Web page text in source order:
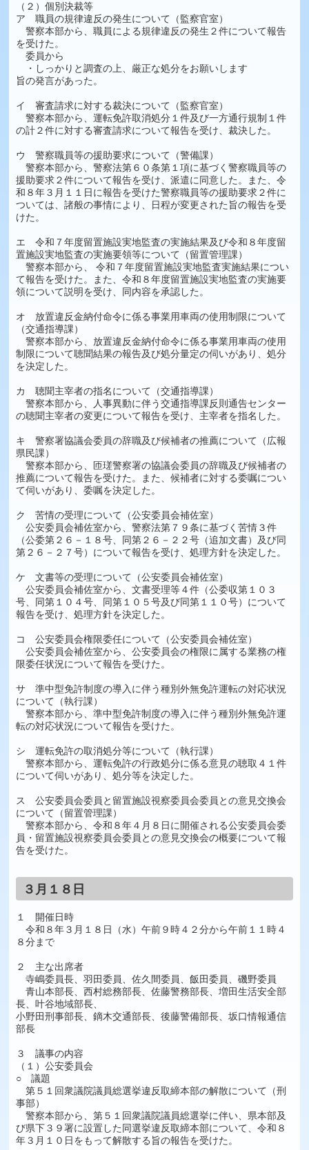
（２）個別決裁等
ア 職員の規律違反の発生について（監察官室）
警察本部から、職員による規律違反の発生２件について報告
を受けた。
委員から
・しっかりと調査の上、厳正な処分をお願いします
旨の発言があった。
イ 審査請求に対する裁決について（監察官室）
警察本部から、運転免許取消処分１件及び一方通行規制１件
の計２件に対する審査請求について報告を受け、裁決した。
ウ 警察職員等の援助要求について（警備課）
警察本部から、警察法第６０条第１項に基づく警察職員等の
援助要求２件について報告を受け、派遣に同意した。また、令
和８年３月１１日に報告を受けた警察職員等の援助要求２件に
ついては、諸般の事情により、日程が変更された旨の報告を受
けた。
エ 令和７年度留置施設実地監査の実施結果及び令和８年度留
置施設実地監査の実施要領等について（留置管理課）
警察本部から、 令和７年度留置施設実地監査実施結果につい
て報告を受けた。また、令和８年度留置施設実地監査の実施要
領について説明を受け、同内容を承認した。
オ 放置違反金納付命令に係る事業用車両の使用制限について
（交通指導課）
警察本部から、放置違反金納付命令に係る事業用車両の使用
制限について聴聞結果の報告及び処分量定の伺いがあり、処分
を決定した。
カ 聴聞主宰者の指名について（交通指導課）
警察本部から、人事異動に伴う交通指導課反則通告センター
の聴聞主宰者の変更について報告を受け、主宰者を指名した。
キ 警察署協議会委員の辞職及び候補者の推薦について（広報
県民課）
警察本部から、匝瑳警察署の協議会委員の辞職及び候補者の
推薦について報告を受けた。また、候補者に対する委嘱につい
て伺いがあり、委嘱を決定した。
ク 苦情の受理について（公安委員会補佐室）
公安委員会補佐室から、警察法第７９条に基づく苦情３件
（公委第２６－１８号、同第２６－２２号（追加文書）及び同
第２６－２７号）について報告を受け、処理方針を決定した。
ケ 文書等の受理について（公安委員会補佐室）
公安委員会補佐室から、文書受理等４件（公委収第１０３
号、同第１０４号、同第１０５号及び同第１１０号）について
報告を受け、処理方針を決定した。
コ 公安委員会権限委任について（公安委員会補佐室）
公安委員会補佐室から、公安委員会の権限に属する業務の権
限委任状況について報告を受けた。
サ 準中型免許制度の導入に伴う種別外無免許運転の対応状況
について（執行課）
警察本部から、準中型免許制度の導入に伴う種別外無免許運
転の対応状況について報告を受けた。
シ 運転免許の取消処分等について（執行課）
警察本部から、運転免許の行政処分に係る意見の聴取４１件
について伺いがあり、処分等を決定した。
ス 公安委員会委員と留置施設視察委員会委員との意見交換会
について（留置管理課）
警察本部から、令和８年４月８日に開催される公安委員会委
員・留置施設視察委員会委員との意見交換会の概要について報
告を受けた。
３月１８日
１ 開催日時
令和８年３月１８日（水）午前９時４２分から午前１１時４
８分まで
２ 主な出席者
寺嶋委員長、羽田委員、佐久間委員、飯田委員、磯野委員
青山本部長、西村総務部長、佐藤警務部長、増田生活安全部
長、叶谷地域部長、
小野田刑事部長、鏑木交通部長、後藤警備部長、坂口情報通信
部長
３ 議事の内容
（１）公安委員会
○ 議題
第５１回衆議院議員総選挙違反取締本部の解散について（刑
事部）
警察本部から、第５１回衆議院議員総選挙に伴い、県本部及
び県下３９署に設置した同選挙違反取締本部について、令和８
年３月１０日をもって解散する旨の報告を受けた。